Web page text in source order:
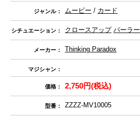
ジャンル： ムービー / カード
シチュエーション： クロースアップ パーラー
メーカー： Thinking Paradox
マジシャン：
価格： 2,750円(税込)
型番： ZZZZ-MV10005